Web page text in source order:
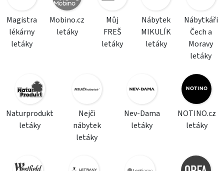
Magistra
lékárny
letáky
Mobino.cz
letáky
Můj
FREŠ
letáky
Nábytek
MIKULÍK
letáky
Nábytkáři
Čech a
Moravy
letáky
Naturprodukt
letáky
Nejči
nábytek
letáky
Nev-Dama
letáky
NOTINO.cz
letáky